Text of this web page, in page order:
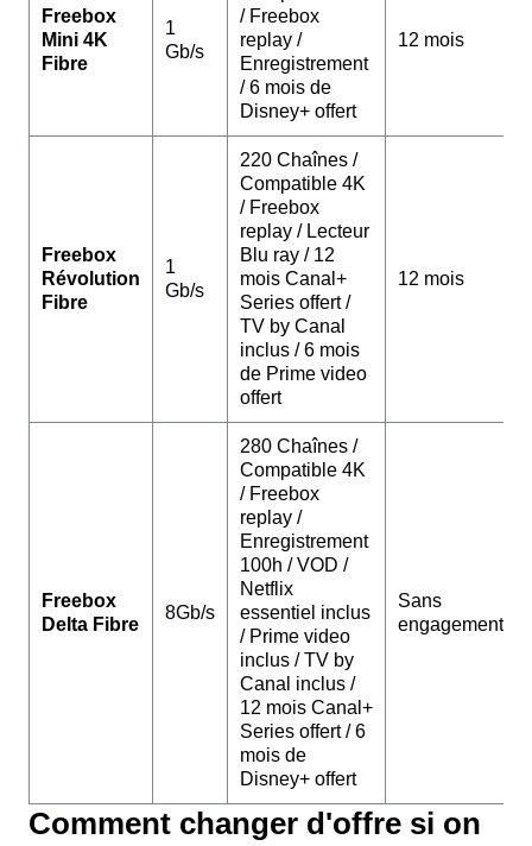
Freebox
Mini 4K
Fibre
1
Gb/s
/ Freebox
replay /
Enregistrement
/ 6 mois de
Disney+ offert
12 mois
Freebox
Révolution
Fibre
1
Gb/s
220 Chaînes /
Compatible 4K
/ Freebox
replay / Lecteur
Blu ray / 12
mois Canal+
Series offert /
TV by Canal
inclus / 6 mois
de Prime video
offert
12 mois
Freebox
Delta Fibre
8Gb/s
280 Chaînes /
Compatible 4K
/ Freebox
replay /
Enregistrement
100h / VOD /
Netflix
essentiel inclus
/ Prime video
inclus / TV by
Canal inclus /
12 mois Canal+
Series offert / 6
mois de
Disney+ offert
Sans
engagement
Comment changer d'offre si on